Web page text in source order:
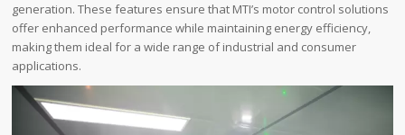
generation. These features ensure that MTI’s motor control solutions
offer enhanced performance while maintaining energy efficiency,
making them ideal for a wide range of industrial and consumer
applications.